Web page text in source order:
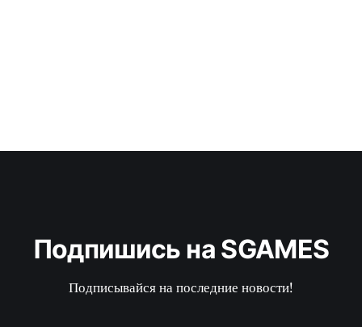
Подпишись на SGAMES
Подписывайся на последние новости!